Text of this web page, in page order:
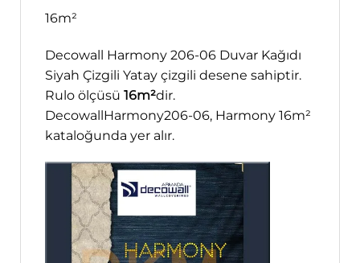
16m²
Decowall Harmony 206-06 Duvar Kağıdı
Siyah Çizgili Yatay çizgili desene sahiptir.
Rulo ölçüsü 16m²dir.
DecowallHarmony206-06, Harmony 16m²
kataloğunda yer alır.